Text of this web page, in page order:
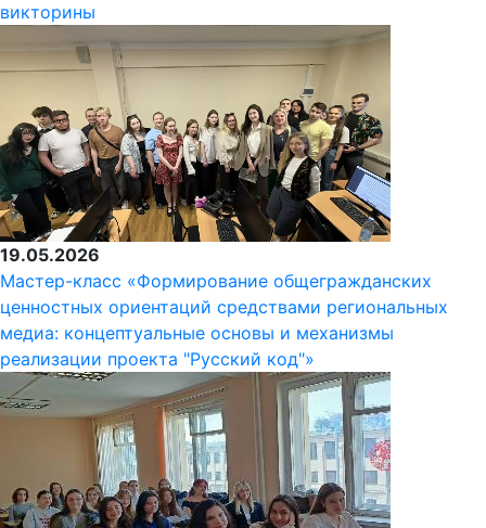
викторины
19.05.2026
Мастер-класс «Формирование общегражданских
ценностных ориентаций средствами региональных
медиа: концептуальные основы и механизмы
реализации проекта "Русский код"»